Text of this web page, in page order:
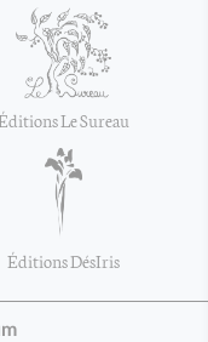
Le Sureau
Éditions DésIris